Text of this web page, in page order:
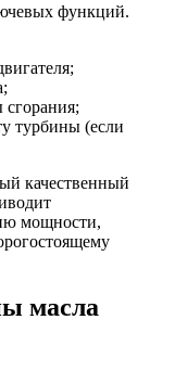
функций.
сгорания;
турбины (если
качественный
мощности,
масла